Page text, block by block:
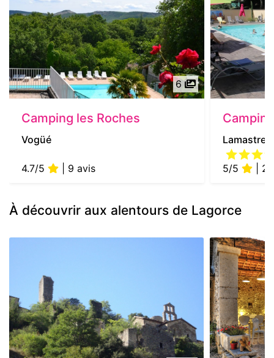
6
Camping les Roches
Vogüé
4.7/5 | 9 avis
Lamastre
5/5 | 2
À découvrir aux alentours de Lagorce